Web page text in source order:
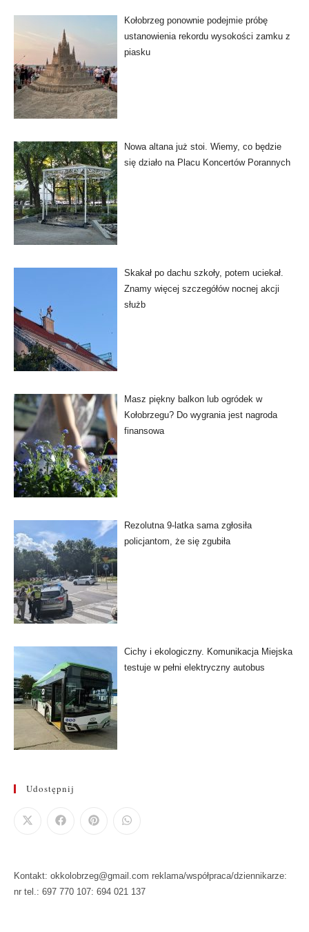
Kołobrzeg ponownie podejmie próbę
ustanowienia rekordu wysokości zamku z
piasku
Nowa altana już stoi. Wiemy, co będzie
się działo na Placu Koncertów Porannych
Skakał po dachu szkoły, potem uciekał.
Znamy więcej szczegółów nocnej akcji
służb
Masz piękny balkon lub ogródek w
Kołobrzegu? Do wygrania jest nagroda
finansowa
Rezolutna 9-latka sama zgłosiła
policjantom, że się zgubiła
Cichy i ekologiczny. Komunikacja Miejska
testuje w pełni elektryczny autobus
Udostępnij
Kontakt: okkolobrzeg@gmail.com reklama/współpraca/dziennikarze:
nr tel.: 697 770 107: 694 021 137